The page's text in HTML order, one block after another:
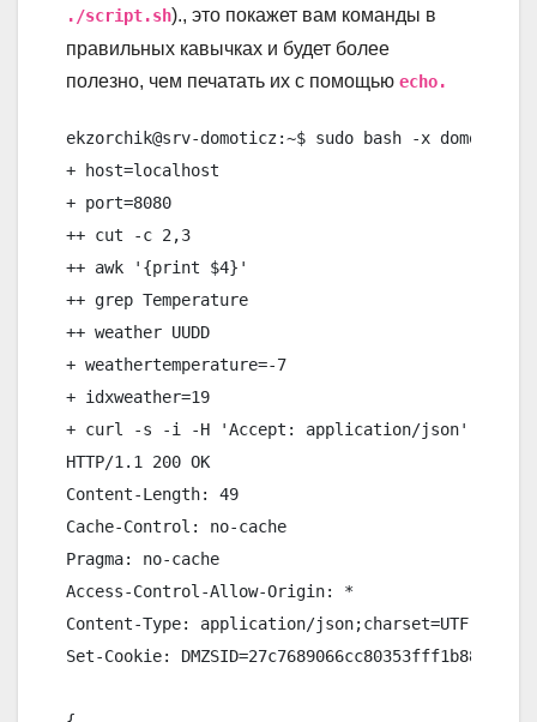
./script.sh)., это покажет вам команды в
правильных кавычках и будет более
полезно, чем печатать их с помощью echo.
ekzorchik@srv-domoticz:~$ sudo bash -x
+ host=localhost
+ port=8080
++ cut -c 2,3
++ awk '{print $4}'
++ grep Temperature
++ weather UUDD
+ weathertemperature=-7
+ idxweather=19
+ curl -s -i -H 'Accept: application/json' 'http://
HTTP/1.1 200 OK
Content-Length: 49
Cache-Control: no-cache
Pragma: no-cache
Access-Control-Allow-Origin: *
Content-Type: application/json;charset=UTF-8
Set-Cookie: